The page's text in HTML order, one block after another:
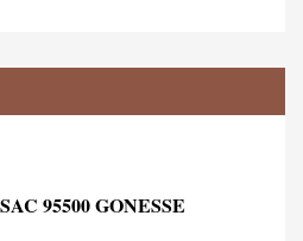
95500 GONESSE